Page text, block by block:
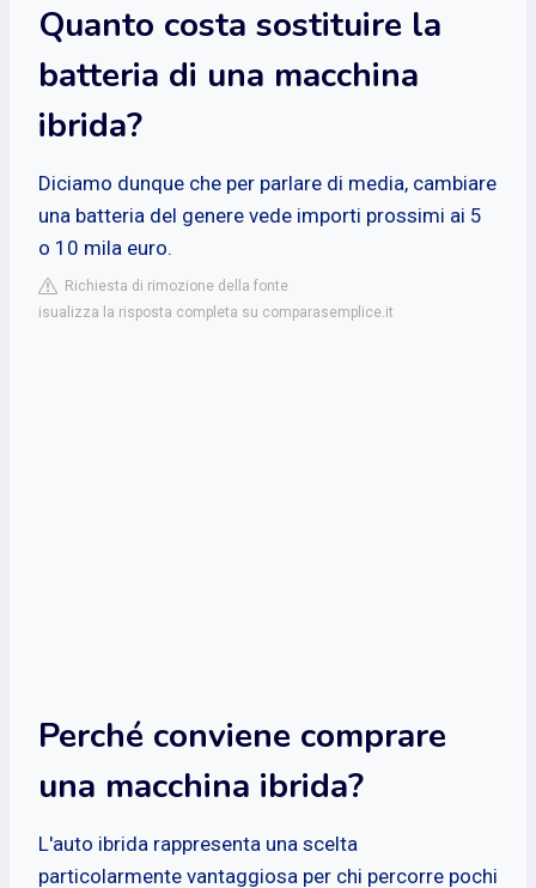
Quanto costa sostituire la
batteria di una macchina
ibrida?
Diciamo dunque che per parlare di media, cambiare
una batteria del genere vede importi prossimi ai 5
o 10 mila euro.
Richiesta di rimozione della fonte
isualizza la risposta completa su comparasemplice.it
Perché conviene comprare
una macchina ibrida?
L'auto ibrida rappresenta una scelta
particolarmente vantaggiosa per chi percorre pochi